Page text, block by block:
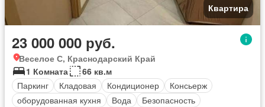
Квартира
23 000 000 руб.
Веселое С, Краснодарский Край
1 Комната
66 кв.м
Паркинг
Кладовая Кондиционер
Консьерж
оборудованная кухня
Вода Безопасность